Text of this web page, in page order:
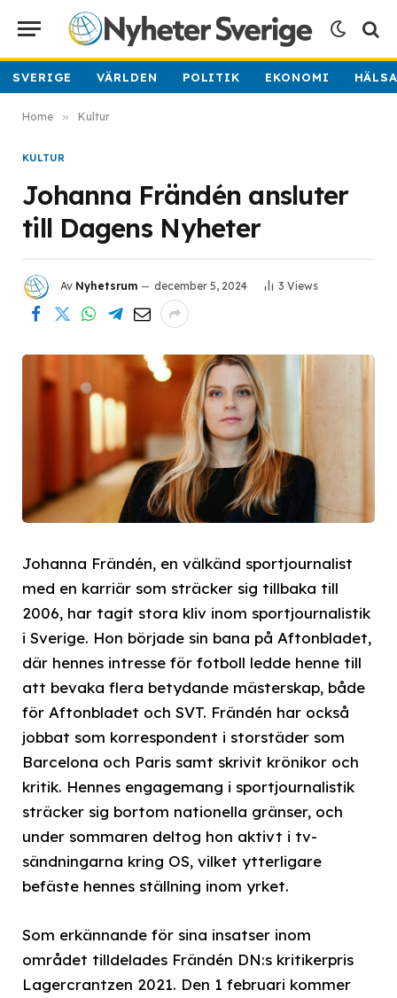
SVERIGE VÄRLDEN POLITIK EKONOMI
Home » Kultur
KULTUR
Johanna Frändén ansluter
till Dagens Nyheter
Av Nyhetsrum december 5, 2024 3 Views
Johanna Frändén, en välkänd sportjournalist
med en karriär som sträcker sig tillbaka till
2006, har tagit stora kliv inom sportjournalistik
i Sverige. Hon började sin bana på Aftonbladet,
där hennes intresse för fotboll ledde henne till
att bevaka flera betydande mästerskap, både
för Aftonbladet och SVT. Frändén har också
jobbat som korrespondent i storstäder som
Barcelona och Paris samt skrivit krönikor och
kritik. Hennes engagemang i sportjournalistik
sträcker sig bortom nationella gränser, och
under sommaren deltog hon aktivt i tv-
sändningarna kring OS, vilket ytterligare
befäste hennes ställning inom yrket.
Som erkännande för sina insatser inom
området tilldelades Frändén DN:s kritikerpris
Lagercrantzen 2021. Den 1 februari kommer